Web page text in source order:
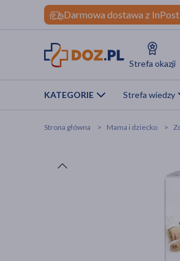
Darmowa dostawa z
Strefa okazji
KATEGORIE Strefa wiedzy
Strona główna Mama i dziecko